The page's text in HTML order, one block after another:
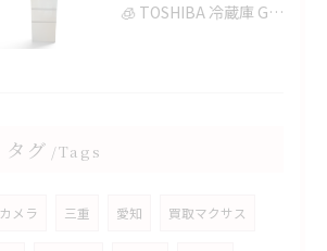
🧊 TOSHIBA 冷蔵庫 GR-T36SVを鈴鹿市で買取✨
タグ Tags
カメラ 三重 愛知 買取マクサス